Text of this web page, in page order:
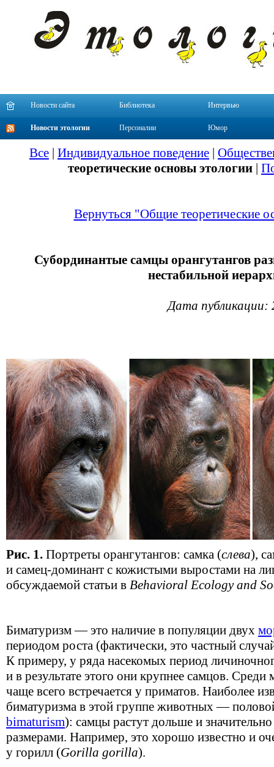
Новости сайта Библиотека Интервью
Новости этологии Персоналии Юмор
Все | Индивидуальное поведение |
теоретические основы этологии |
Вернуться "Общие теоретические
Субординантые самцы орангутангов
нестабильной
Дата публикации:
Рис. 1. Портреты орангутангов: самка (слева),
и самец-доминант с кожистыми выростами на
обсуждаемой статьи в Behavioral Ecology and
Биматуризм — это наличие в популяции двух
периодом роста (фактически, это частный
К примеру, у ряда насекомых период
и в результате этого они крупнее самцов.
чаще всего встречается у приматов. Наиболее
биматуризма в этой группе животных —
bimaturism): самцы растут дольше и
размерами. Например, это хорошо известно и
у горилл (Gorilla gorilla).